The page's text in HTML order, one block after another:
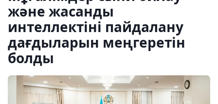
және жасанды
интеллектіні пайдалану
дағдыларын меңгеретін
болды